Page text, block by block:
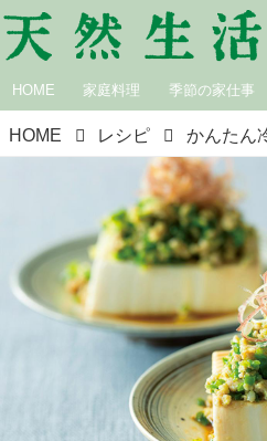
HOME 家庭料理 季節の家仕事
HOME レシピ